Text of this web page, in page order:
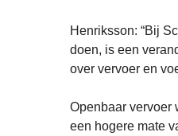
Henriksson: “Bij
doen, is een
over vervoer en
Openbaar vervoer
een hogere mate